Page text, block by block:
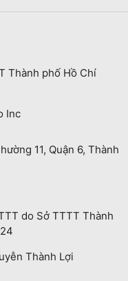
Thành phố Hồ Chí
Inc
11, Quận 6, Thành
do Sở TTTT Thành
Thành Lợi